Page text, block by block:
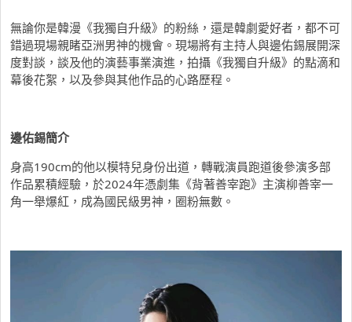
無論你是韓漫《我獨自升級》的粉絲，還是韓劇愛好者，都不可
錯過現場親睹亞洲男神的機會。現場將有主持人與邊佑錫展開深
度對談，談及他的演藝事業演進，拍攝《我獨自升級》的點滴和
幕後花絮，以及參與其他作品的心路歷程。
邊佑錫簡介
身高190cm的他以模特兒身份出道，轉戰演員跑道後參演多部
作品累積經驗，於2024年憑劇集《背著善宰跑》主演柳善宰一
角一舉爆紅，成為國民級男神，圈粉無數。